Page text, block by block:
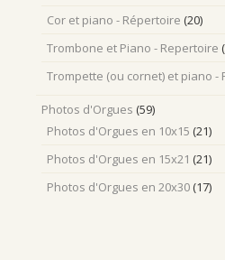
Cor et piano - Répertoire (20)
Trombone et Piano - Repertoire
Trompette (ou cornet) et piano -
Photos d'Orgues (59)
Photos d'Orgues en 10x15 (21)
Photos d'Orgues en 15x21 (21)
Photos d'Orgues en 20x30 (17)